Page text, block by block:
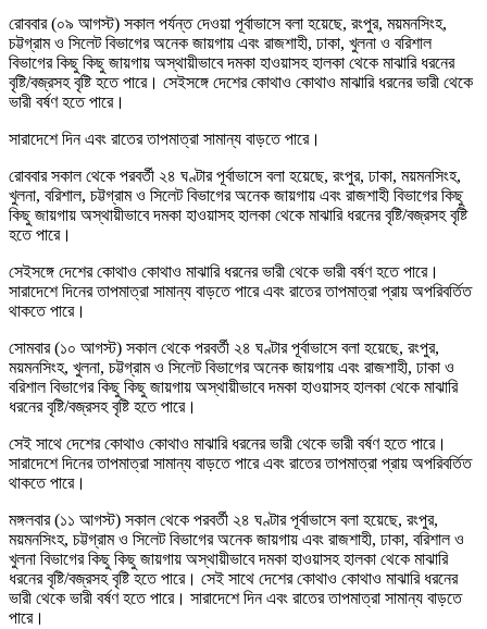
রোববার (০৯ আগস্ট) সকাল পর্যন্ত দেওয়া পূর্বাভাসে বলা হয়েছে, রংপুর, ময়মনসিংহ,
চট্টগ্রাম ও সিলেট বিভাগের অনেক জায়গায় এবং রাজশাহী, ঢাকা, খুলনা ও বরিশাল
বিভাগের কিছু কিছু জায়গায় অস্থায়ীভাবে দমকা হাওয়াসহ হালকা থেকে মাঝারি ধরনের
বৃষ্টি/বজ্রসহ বৃষ্টি হতে পারে। সেইসঙ্গে দেশের কোথাও কোথাও মাঝারি ধরনের ভারী থেকে
ভারী বর্ষণ হতে পারে।
সারাদেশে দিন এবং রাতের তাপমাত্রা সামান্য বাড়তে পারে।
রোববার সকাল থেকে পরবর্তী ২৪ ঘণ্টার পূর্বাভাসে বলা হয়েছে, রংপুর, ঢাকা, ময়মনসিংহ,
খুলনা, বরিশাল, চট্টগ্রাম ও সিলেট বিভাগের অনেক জায়গায় এবং রাজশাহী বিভাগের কিছু
কিছু জায়গায় অস্থায়ীভাবে দমকা হাওয়াসহ হালকা থেকে মাঝারি ধরনের বৃষ্টি/বজ্রসহ বৃষ্টি
হতে পারে।
সেইসঙ্গে দেশের কোথাও কোথাও মাঝারি ধরনের ভারী থেকে ভারী বর্ষণ হতে পারে।
সারাদেশে দিনের তাপমাত্রা সামান্য বাড়তে পারে এবং রাতের তাপমাত্রা প্রায় অপরিবর্তিত
থাকতে পারে।
সোমবার (১০ আগস্ট) সকাল থেকে পরবর্তী ২৪ ঘণ্টার পূর্বাভাসে বলা হয়েছে, রংপুর,
ময়মনসিংহ, খুলনা, চট্টগ্রাম ও সিলেট বিভাগের অনেক জায়গায় এবং রাজশাহী, ঢাকা ও
বরিশাল বিভাগের কিছু কিছু জায়গায় অস্থায়ীভাবে দমকা হাওয়াসহ হালকা থেকে মাঝারি
ধরনের বৃষ্টি/বজ্রসহ বৃষ্টি হতে পারে।
সেই সাথে দেশের কোথাও কোথাও মাঝারি ধরনের ভারী থেকে ভারী বর্ষণ হতে পারে।
সারাদেশে দিনের তাপমাত্রা সামান্য বাড়তে পারে এবং রাতের তাপমাত্রা প্রায় অপরিবর্তিত
থাকতে পারে।
মঙ্গলবার (১১ আগস্ট) সকাল থেকে পরবর্তী ২৪ ঘণ্টার পূর্বাভাসে বলা হয়েছে, রংপুর,
ময়মনসিংহ, চট্টগ্রাম ও সিলেট বিভাগের অনেক জায়গায় এবং রাজশাহী, ঢাকা, বরিশাল ও
খুলনা বিভাগের কিছু কিছু জায়গায় অস্থায়ীভাবে দমকা হাওয়াসহ হালকা থেকে মাঝারি
ধরনের বৃষ্টি/বজ্রসহ বৃষ্টি হতে পারে। সেই সাথে দেশের কোথাও কোথাও মাঝারি ধরনের
ভারী থেকে ভারী বর্ষণ হতে পারে। সারাদেশে দিন এবং রাতের তাপমাত্রা সামান্য বাড়তে
পারে।